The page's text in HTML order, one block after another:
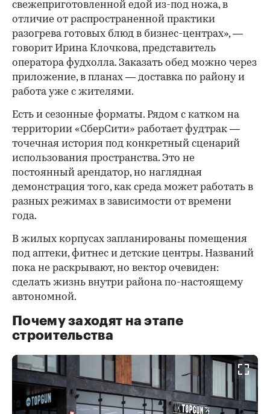
свежеприготовленной едой из-под ножа, в
отличие от распространенной практики
разогрева готовых блюд в бизнес-центрах», —
говорит Ирина Клочкова, представитель
оператора фудхолла. Заказать обед можно через
приложение, в планах — доставка по району и
работа уже с жителями.
Есть и сезонные форматы. Рядом с катком на
территории «СберСити» работает фудтрак —
точечная история под конкретный сценарий
использования пространства. Это не
постоянный арендатор, но наглядная
демонстрация того, как среда может работать в
разных режимах в зависимости от времени
года.
В жилых корпусах запланированы помещения
под аптеки, фитнес и детские центры. Названий
пока не раскрывают, но вектор очевиден:
сделать жизнь внутри района по-настоящему
автономной.
Почему заходят на этапе
строительства